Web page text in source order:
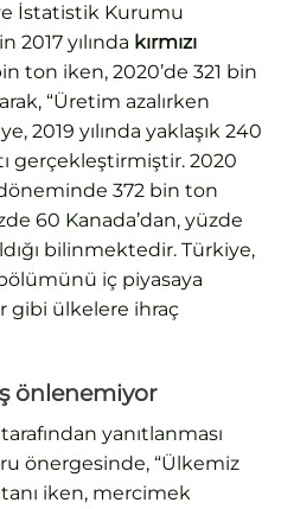
İstatistik Kurumu
2017 yılında kırmızı
ton iken, 2020’de 321 bin
“Üretim azalırken
2019 yılında yaklaşık 240
gerçekleştirmiştir. 2020
döneminde 372 bin ton
60 Kanada’dan, yüzde
bilinmektedir. Türkiye,
iç piyasaya
gibi ülkelere ihraç
önlenemiyor
yanıtlanması
önergesinde, “Ülkemiz
iken, mercimek